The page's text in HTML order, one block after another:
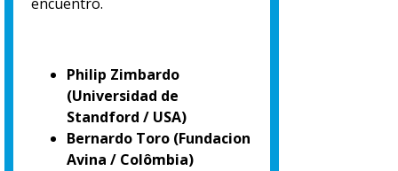
Philip Zimbardo
(Universidad de
Standford / USA)
Bernardo Toro (Fundacion
Avina / Colômbia)